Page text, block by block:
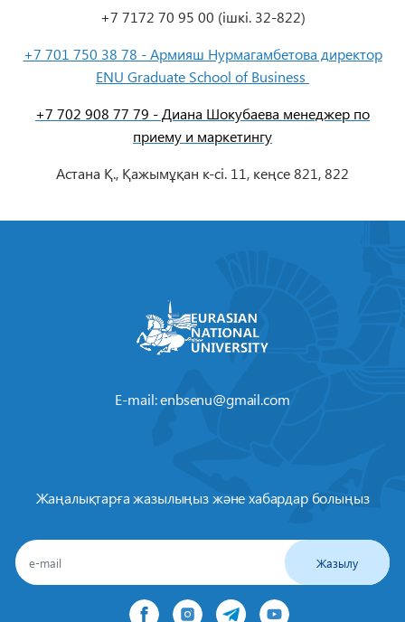
+7 7172 70 95 00 (ішкі. 32-822)
+7 701 750 38 78 - Армияш Нурмагамбетова директор
ENU Graduate School of Business
+7 702 908 77 79 - Диана Шокубаева менеджер по
приему и маркетингу
Астана Қ., Қажымұқан к-сі. 11, кеңсе 821, 822
E-mail:enbsenu@gmail.com
Жаңалықтарға жазылыңыз және хабардар болыңыз
Жазылу